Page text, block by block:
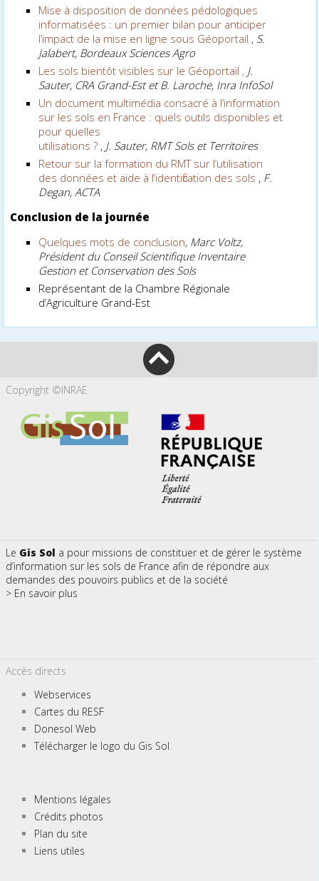
Mise à disposition de données pédologiques
informatisées : un premier bilan pour anticiper
l’impact de la mise en ligne sous Géoportail , S.
Jalabert, Bordeaux Sciences Agro
Les sols bientôt visibles sur le Géoportail , J.
Sauter, CRA Grand-Est et B. Laroche, Inra InfoSol
Un document multimédia consacré à l’information
sur les sols en France : quels outils disponibles et
pour quelles
utilisations ? , J. Sauter, RMT Sols et Territoires
Retour sur la formation du RMT sur l’utilisation
des données et aide à l’identification des sols , F.
Degan, ACTA
Conclusion de la journée
Quelques mots de conclusion, Marc Voltz,
Président du Conseil Scientifique Inventaire
Gestion et Conservation des Sols
Représentant de la Chambre Régionale
d’Agriculture Grand-Est
Copyright ©INRAE
Le Gis Sol a pour missions de constituer et de gérer le système
d’information sur les sols de France afin de répondre aux
demandes des pouvoirs publics et de la société
> En savoir plus
Accès directs
Webservices
Cartes du RESF
Donesol Web
Télécharger le logo du Gis Sol
Mentions légales
Crédits photos
Plan du site
Liens utiles